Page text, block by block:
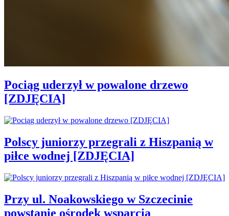
Pociąg uderzył w powalone drzewo
[ZDJĘCIA]
Polscy juniorzy przegrali z Hiszpanią w
piłce wodnej [ZDJĘCIA]
Przy ul. Noakowskiego w Szczecinie
powstanie ośrodek wsparcia